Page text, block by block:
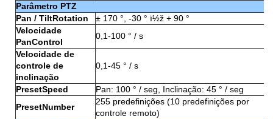
Parâmetro PTZ
Pan / TiltRotation
± 170 °, -30 ° ï½ž + 90 °
Velocidade
PanControl
0,1-100 ° / s
Velocidade de
controle de
inclinação
0,1-45 ° / s
PresetSpeed
Pan: 100 ° / seg, Inclinação: 45 ° / seg
PresetNumber
255 predefinições (10 predefinições por
controle remoto)